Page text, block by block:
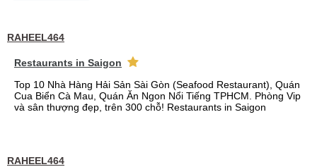
RAHEEL464
Restaurants in Saigon
Top 10 Nhà Hàng Hải Sản Sài Gòn (Seafood Restaurant), Quán
Cua Biển Cà Mau, Quán Ăn Ngon Nổi Tiếng TPHCM. Phòng Vip
và sân thượng đẹp, trên 300 chỗ! Restaurants in Saigon
RAHEEL464